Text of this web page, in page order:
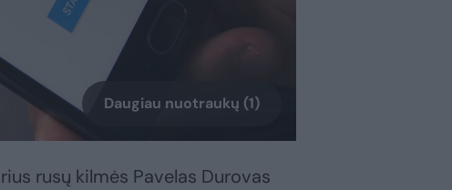
Daugiau nuotraukų (1)
rusų kilmės Pavelas Durovas